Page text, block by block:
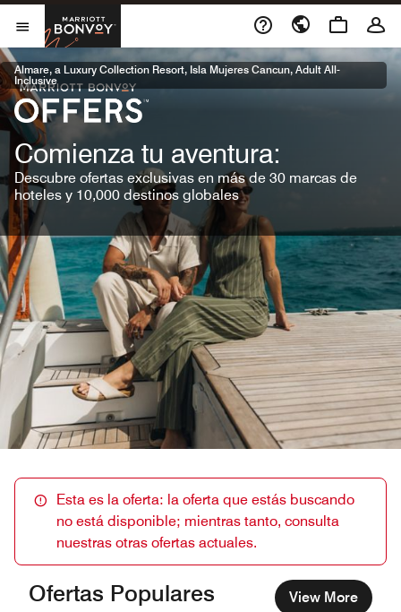
Skip to Content
Abrir el menú
Marriott Bonvoy
Comienza tu aventura:
Descubre ofertas exclusivas en más de 30 marcas de
hoteles y 10,000 destinos globales
Almare, a Luxury Collection Resort, Isla Mujeres Cancun, Adult All-
Inclusive
Esta es la oferta: la oferta que estás buscando
no está disponible; mientras tanto, consulta
nuestras otras ofertas actuales.
Ofertas Populares View More